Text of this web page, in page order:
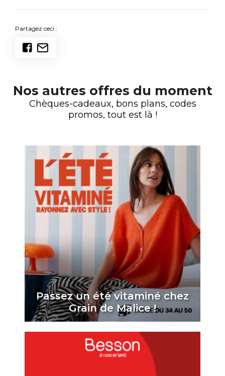
Partagez ceci :
Nos autres offres du moment
Chèques-cadeaux, bons plans, codes
promos, tout est là !
Passez un été vitaminé chez
Grain de Malice !